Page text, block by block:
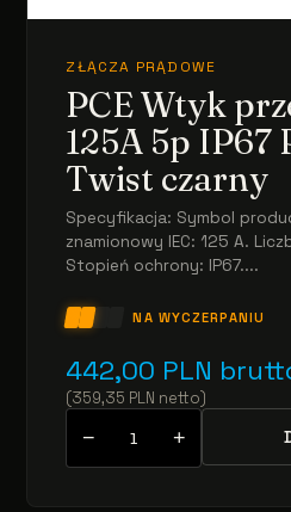
ZŁĄCZA PRĄDOWE
PCE Wtyk
125A 5p IP67
Twist czarny
Specyfikacja: Symbol
znamionowy IEC: 125 A.
Stopień ochrony: IP67....
NA WYCZERPANIU
442,00 PLN
(359,35 PLN netto)
− +